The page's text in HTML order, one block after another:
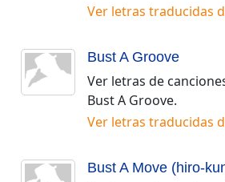
Ver letras traducidas
Bust A Groove
Ver letras de
Bust A Groove.
Ver letras traducidas
Bust A Move (hiro-